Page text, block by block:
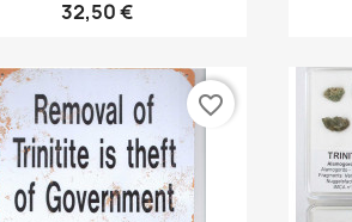
32,50 €
favorite_border